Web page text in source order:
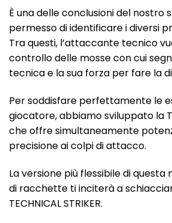
È una delle conclusioni del nostro
permesso di identificare i diversi
Tra questi, l’attaccante tecnico
controllo delle mosse con cui
tecnica e la sua forza per fare la
Per soddisfare perfettamente le
giocatore, abbiamo sviluppato la
che offre simultaneamente
precisione ai colpi di attacco.
La versione più flessibile di questa
di racchette ti inciterà a
TECHNICAL STRIKER.